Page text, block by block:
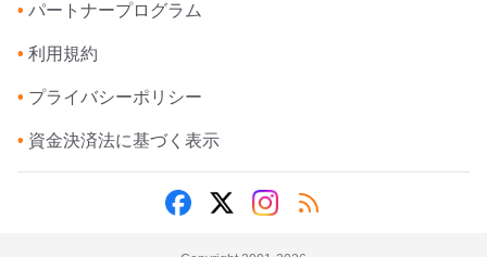
• パートナープログラム
• 利用規約
• プライバシーポリシー
• 資金決済法に基づく表示